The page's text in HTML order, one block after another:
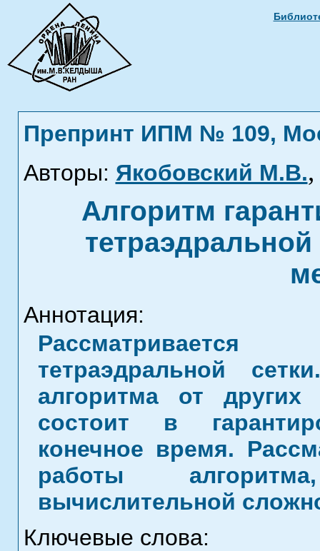
Препринт ИПМ № 109,
Авторы: Якобовский М.В.,
Алгоритм
Аннотация:
тетраэдральной
алгоритма от других
состоит в
конечное время.
работы
вычислительной
Ключевые слова: